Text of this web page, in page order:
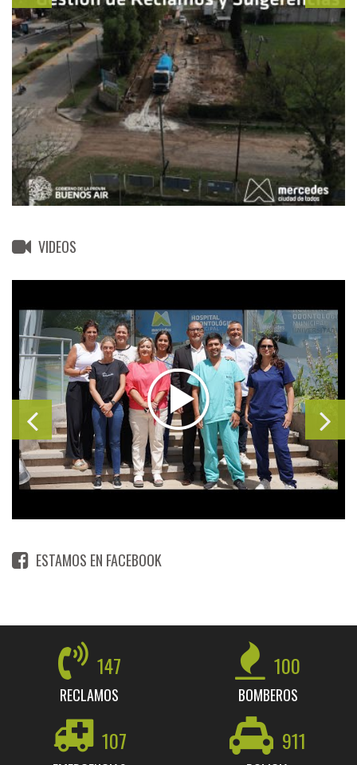
VIDEOS
ESTAMOS EN FACEBOOK
147
RECLAMOS
100
BOMBEROS
107 911